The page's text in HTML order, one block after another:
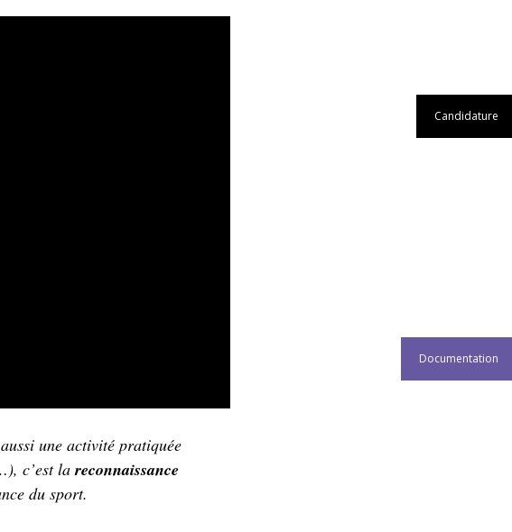
une activité pratiquée
c’est lareconnaissance
du sport.
Candidature
Documentation